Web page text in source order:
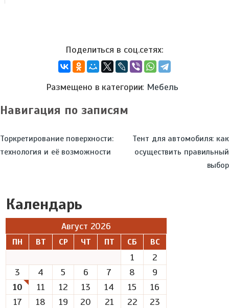
Размещено в категории: Мебель
Навигация по записям
Торкретирование поверхности:
технология и её возможности
Тент для автомобиля: как
осуществить правильный
выбор
Календарь
Август 2026
ПН ВТ СР ЧТ ПТ СБ ВС
1
2
3
4 5 6 7 8
9
10
11 12 13 14 15
16
17
18 19 20 21 22
23